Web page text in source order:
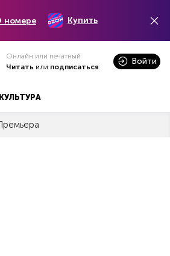
номере Купить
Онлайн или печатный
Читать или подписаться
Войти
КУЛЬТУРА